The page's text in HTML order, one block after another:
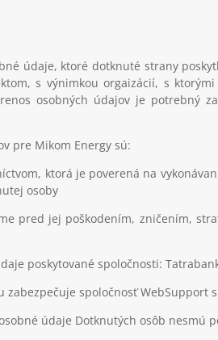
údaje, ktoré dotknuté strany
s výnimkou orgaizácií, s
osobných údajov je potrebný
pre Mikom Energy sú:
ktorá je poverená na
osoby
pred jej poškodením, zničením,
poskytované spoločnosti:
spoločnosť WebSupport
údaje Dotknutých osôb nesmú